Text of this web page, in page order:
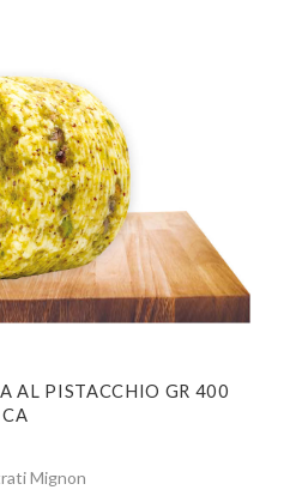
AL PISTACCHIO GR 400
CA
Mignon